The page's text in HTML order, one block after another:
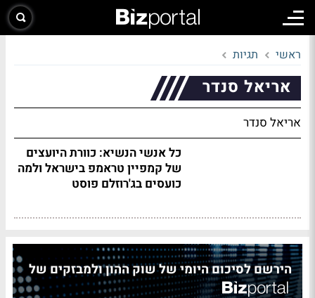
ראשי תגיות
אריאל סנדר
אריאל סנדר
כל אנשי הנשיא: כוורת היועצים
של קמפיין טראמפ בישראל ולמה
כועסים בג'רוזלם פוסט
הירשם לסיכום היומי של שוק ההון ולמבזקים של